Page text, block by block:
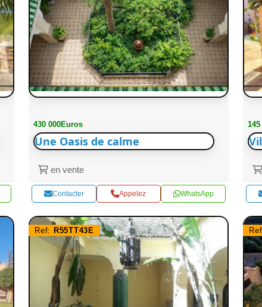
430 000Euros
Une Oasis de calme
en vente
Contacter Appelez WhatsApp
Ref: R55TT43E